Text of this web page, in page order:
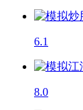
6.1
8.0